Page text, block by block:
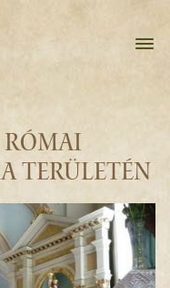
RÓMAI
TERÜLETÉN